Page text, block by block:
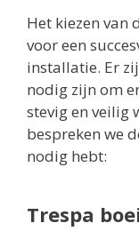
Het kiezen van
voor een
installatie. Er
nodig zijn om
stevig en veilig
bespreken we
nodig hebt:
Trespa